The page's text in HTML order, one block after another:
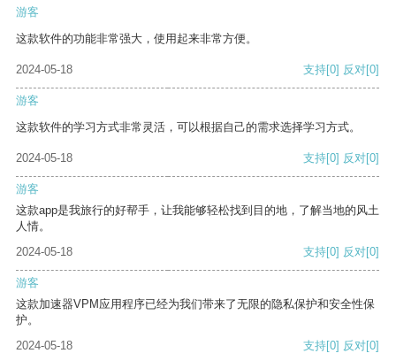
游客
这款软件的功能非常强大，使用起来非常方便。
2024-05-18 支持[0] 反对[0]
游客
这款软件的学习方式非常灵活，可以根据自己的需求选择学习方式。
2024-05-18 支持[0] 反对[0]
游客
这款app是我旅行的好帮手，让我能够轻松找到目的地，了解当地的风土
人情。
2024-05-18
支持[0] 反对[0]
游客
这款加速器VPM应用程序已经为我们带来了无限的隐私保护和安全性保
护。
2024-05-18
支持[0] 反对[0]